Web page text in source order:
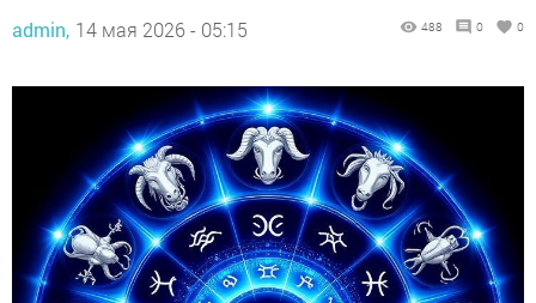
admin, 14 мая 2026 - 05:15 488 0 0